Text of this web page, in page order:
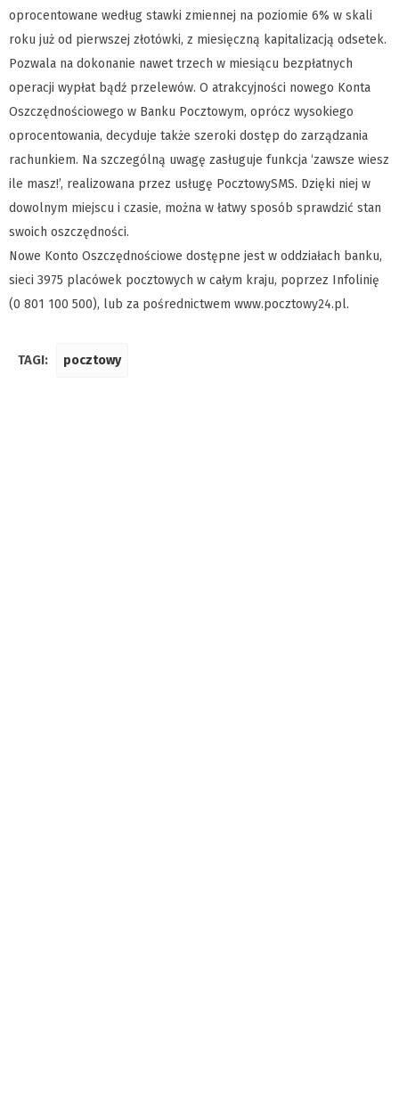
oprocentowane według stawki zmiennej na poziomie 6% w skali
roku już od pierwszej złotówki, z miesięczną kapitalizacją odsetek.
Pozwala na dokonanie nawet trzech w miesiącu bezpłatnych
operacji wypłat bądź przelewów. O atrakcyjności nowego Konta
Oszczędnościowego w Banku Pocztowym, oprócz wysokiego
oprocentowania, decyduje także szeroki dostęp do zarządzania
rachunkiem. Na szczególną uwagę zasługuje funkcja ‘zawsze wiesz
ile masz!’, realizowana przez usługę PocztowySMS. Dzięki niej w
dowolnym miejscu i czasie, można w łatwy sposób sprawdzić stan
swoich oszczędności.
Nowe Konto Oszczędnościowe dostępne jest w oddziałach banku,
sieci 3975 placówek pocztowych w całym kraju, poprzez Infolinię
(0 801 100 500), lub za pośrednictwem www.pocztowy24.pl.
TAGI: pocztowy